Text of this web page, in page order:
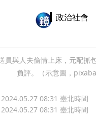
政治社會
員與人夫偷情上床，元配抓
負評。（示意圖，
2024.05.27 08:31 臺北時間
2024.05.27 08:31 臺北時間